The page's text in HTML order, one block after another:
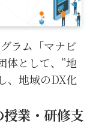
ラム「マナビ
体として、”地
、地域のDX化
業・研修支